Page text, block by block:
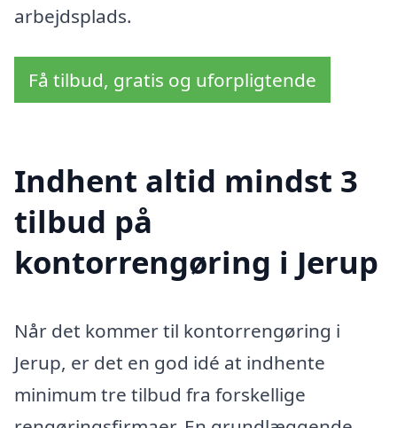
arbejdsplads.
Få tilbud, gratis og uforpligtende
Indhent altid mindst 3
tilbud på
kontorrengøring i Jerup
Når det kommer til kontorrengøring i
Jerup, er det en god idé at indhente
minimum tre tilbud fra forskellige